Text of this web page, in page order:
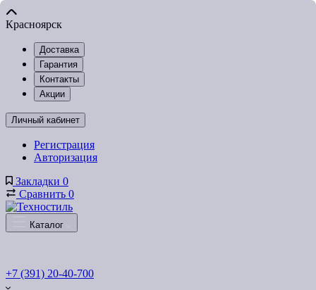
Красноярск
Доставка
Гарантия
Контакты
Акции
Личный кабинет
Регистрация
Авторизация
Закладки 0
Сравнить 0
Каталог
+7 (391) 20-40-700